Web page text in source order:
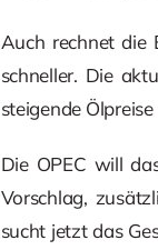
Auch rechnet die
schneller. Die
steigende
Die OPEC will
Vorschlag,
sucht jetzt das